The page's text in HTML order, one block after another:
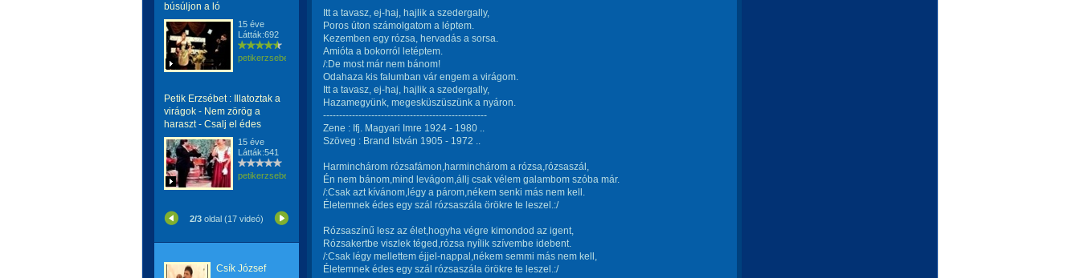
búsúljon a ló
15 éve
Látták:692
petikerzsebet
Petik Erzsébet : Illatoztak a
virágok - Nem zörög a
haraszt - Csalj el édes
15 éve
Látták:541
petikerzsebet
2/3 oldal (17 videó)
Csík József
Itt a tavasz, ej-haj, hajlik a szedergally,
Poros úton számolgatom a léptem.
Kezemben egy rózsa, hervadás a sorsa.
Amióta a bokorról letéptem.
/:De most már nem bánom!
Odahaza kis falumban vár engem a virágom.
Itt a tavasz, ej-haj, hajlik a szedergally,
Hazamegyünk, megesküszüszünk a nyáron.
---------------------------------------------------
Zene : Ifj. Magyari Imre 1924 - 1980 ..
Szöveg : Brand István 1905 - 1972 ..
Harminchárom rózsafámon,harminchárom a rózsa,rózsaszál,
Én nem bánom,mind levágom,állj csak vélem galambom szóba már.
/:Csak azt kívánom,légy a párom,nékem senki más nem kell.
Életemnek édes egy szál rózsaszála örökre te leszel.:/
Rózsaszínű lesz az élet,hogyha végre kimondod az igent,
Rózsakertbe viszlek téged,rózsa nyílik szívembe idebent.
/:Csak légy mellettem éjjel-nappal,nékem semmi más nem kell,
Életemnek édes egy szál rózsaszála örökre te leszel.:/